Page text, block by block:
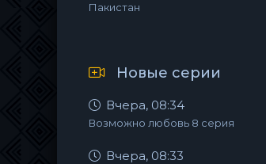
Пакистан
Новые серии
Вчера, 08:34
Возможно любовь 8 серия
Вчера, 08:33